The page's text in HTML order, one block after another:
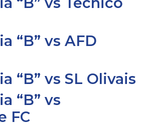
“B” vs AFD
“B” vs SL Olivais
“B” vs
FC